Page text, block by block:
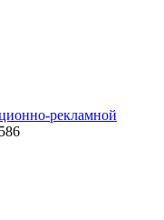
рекламной